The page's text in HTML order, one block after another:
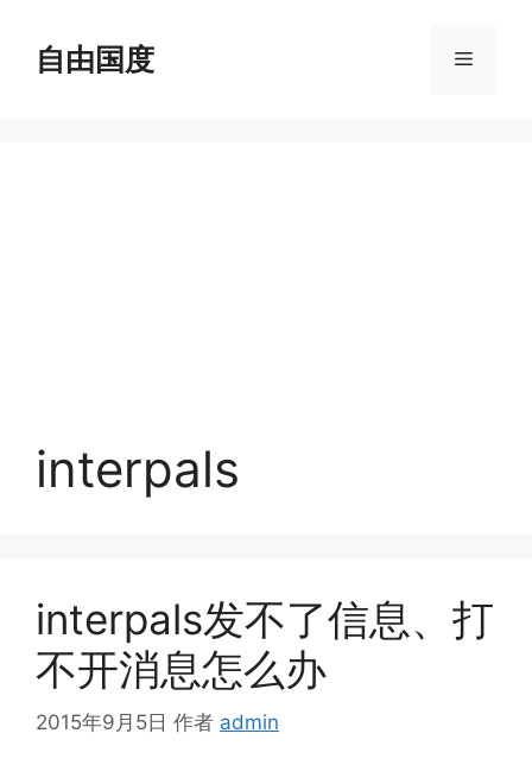
自由国度 菜
interpals
interpals发不了信息、打
不开消息怎么办
2015年9月5日 作者 admin